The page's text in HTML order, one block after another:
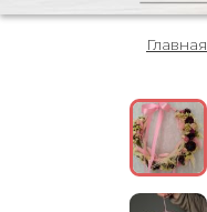
Главная